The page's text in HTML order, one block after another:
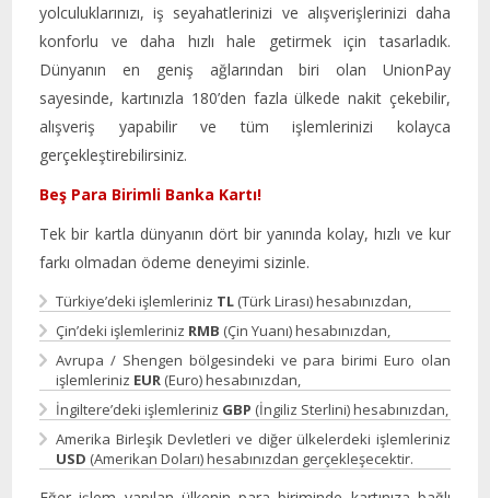
yolculuklarınızı, iş seyahatlerinizi ve alışverişlerinizi daha
konforlu ve daha hızlı hale getirmek için tasarladık.
Dünyanın en geniş ağlarından biri olan UnionPay
sayesinde, kartınızla 180’den fazla ülkede nakit çekebilir,
alışveriş yapabilir ve tüm işlemlerinizi kolayca
gerçekleştirebilirsiniz.
Beş Para Birimli Banka Kartı!
Tek bir kartla dünyanın dört bir yanında kolay, hızlı ve kur
farkı olmadan ödeme deneyimi sizinle.
Türkiye’deki işlemleriniz TL (Türk Lirası) hesabınızdan,
Çin’deki işlemleriniz RMB (Çin Yuanı) hesabınızdan,
Avrupa / Shengen bölgesindeki ve para birimi Euro olan
işlemleriniz EUR (Euro) hesabınızdan,
İngiltere’deki işlemleriniz GBP (İngiliz Sterlini) hesabınızdan,
Amerika Birleşik Devletleri ve diğer ülkelerdeki işlemleriniz
USD (Amerikan Doları) hesabınızdan gerçekleşecektir.